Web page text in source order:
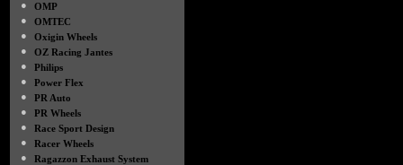
●
OMP
●
OMTEC
●
Oxigin Wheels
●
OZ Racing Jantes
●
Philips
●
Power Flex
●
PR Auto
●
PR Wheels
●
Race Sport Design
●
Racer Wheels
●
Ragazzon Exhaust System